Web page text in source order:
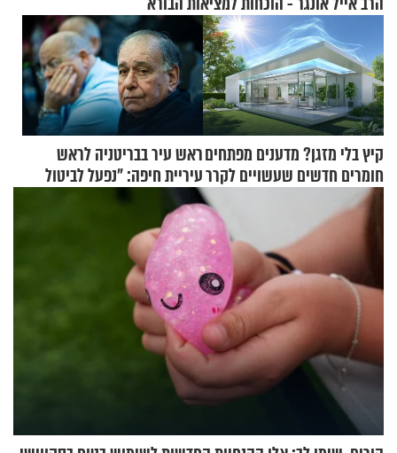
קיץ בלי מזגן? מדענים מפתחים
חומרים חדשים שעשויים לקרר
בתים
ראש עיר בבריטניה לראש
עיריית חיפה: ״נפעל לביטול
ברית הערים התאומות״